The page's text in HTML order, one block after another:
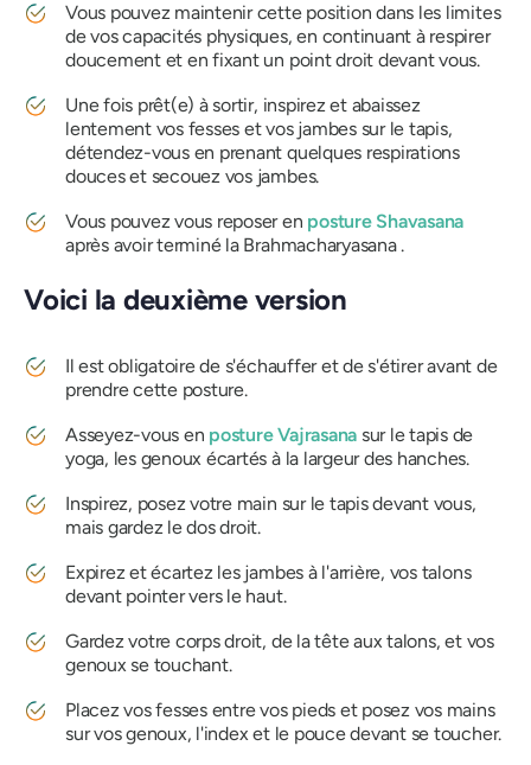
Vous pouvez maintenir cette position dans les limites
de vos capacités physiques, en continuant à respirer
doucement et en fixant un point droit devant vous.
Une fois prêt(e) à sortir, inspirez et abaissez
lentement vos fesses et vos jambes sur le tapis,
détendez-vous en prenant quelques respirations
douces et secouez vos jambes.
Vous pouvez vous reposer en posture Shavasana
après avoir terminé la Brahmacharyasana.
Voici la deuxième version
Il est obligatoire de s'échauffer et de s'étirer avant de
prendre cette posture.
Asseyez-vous en posture Vajrasana sur le tapis de
yoga, les genoux écartés à la largeur des hanches.
Inspirez, posez votre main sur le tapis devant vous,
mais gardez le dos droit.
Expirez et écartez les jambes à l'arrière, vos talons
devant pointer vers le haut.
Gardez votre corps droit, de la tête aux talons, et vos
genoux se touchant.
Placez vos fesses entre vos pieds et posez vos mains
sur vos genoux, l'index et le pouce devant se toucher.